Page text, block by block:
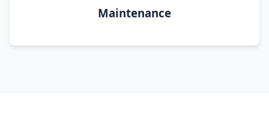
Maintenance